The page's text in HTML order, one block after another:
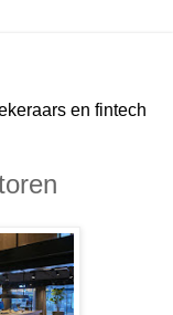
en fintech